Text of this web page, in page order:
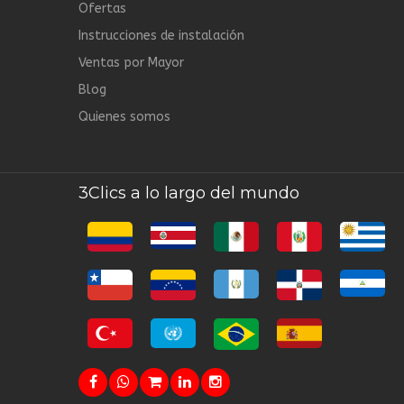
Ofertas
Instrucciones de instalación
Ventas por Mayor
Blog
Quienes somos
3Clics a lo largo del mundo